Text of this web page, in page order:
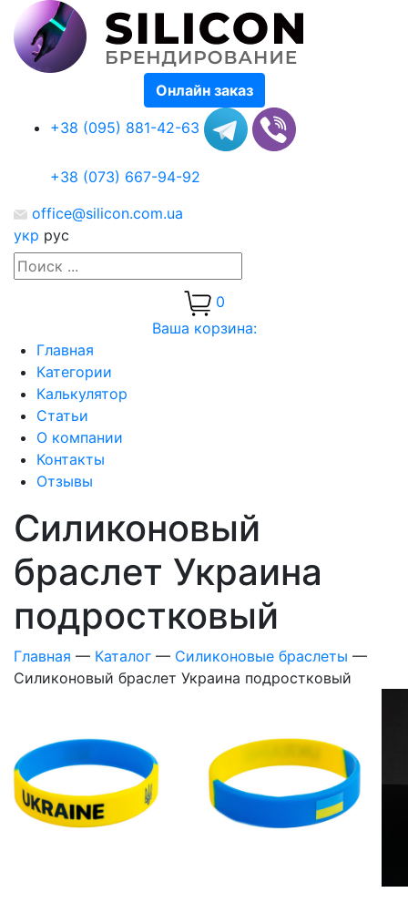
Онлайн заказ
+38 (095) 881-42-63
+38 (073) 667-94-92
office@silicon.com.ua
укр рус
0
Ваша корзина:
Главная
Категории
Калькулятор
Статьи
О компании
Контакты
Отзывы
Силиконовый
браслет Украина
подростковый
Главная — Каталог — Силиконовые браслеты —
Силиконовый браслет Украина подростковый